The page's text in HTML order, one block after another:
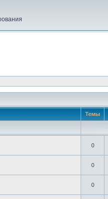
Темы
0
0
0